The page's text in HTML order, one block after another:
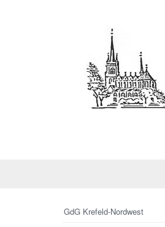
GdG Krefeld-Nordwest